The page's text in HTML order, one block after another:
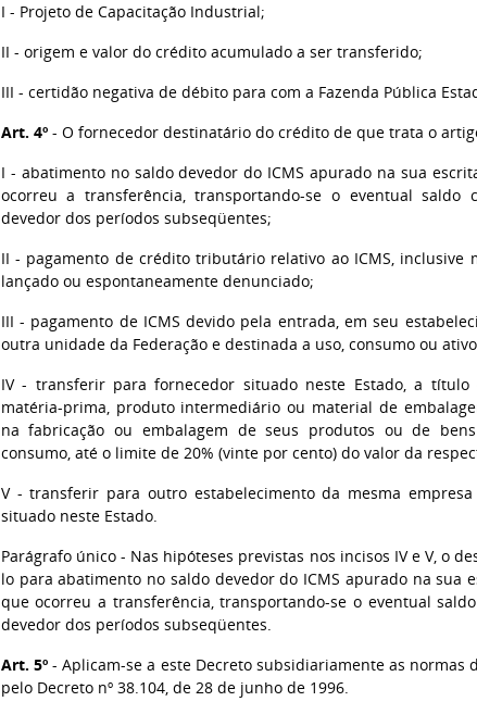
I - Projeto de Capacitação Industrial;
II - origem e valor do crédito acumulado a ser transferido;
III - certidão negativa de débito para com a Fazenda Pública
Art. 4º- O fornecedor destinatário do crédito de que trata o
I - abatimento no saldo devedor do ICMS apurado na sua
ocorreu a transferência, transportando-se o eventual saldo
devedor dos períodos subseqüentes;
II - pagamento de crédito tributário relativo ao ICMS, inclusive
lançado ou espontaneamente denunciado;
III - pagamento de ICMS devido pela entrada, em seu
outra unidade da Federação e destinada a uso, consumo ou
IV - transferir para fornecedor situado neste Estado, a
matéria-prima, produto intermediário ou material de
na fabricação ou embalagem de seus produtos ou de
consumo, até o limite de 20% (vinte por cento) do valor da
V - transferir para outro estabelecimento da mesma
situado neste Estado.
Parágrafo único - Nas hipóteses previstas nos incisos IV e V, o
lo para abatimento no saldo devedor do ICMS apurado na sua
que ocorreu a transferência, transportando-se o eventual
devedor dos períodos subseqüentes.
Art. 5º- Aplicam-se a este Decreto subsidiariamente as normas
pelo Decreto nº 38.104, de 28 de junho de 1996.